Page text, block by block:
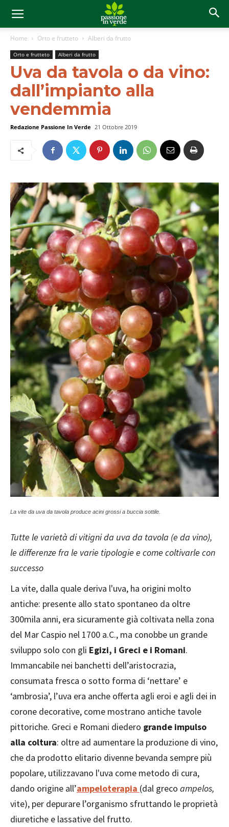
Home Orto e frutteto Alberi da frutto
Orto e frutteto Alberi da frutto
Uva da tavola o da vino:
dall’impianto alla
vendemmia
Redazione Passione In Verde 21 Ottobre 2019
La vite da uva da tavola produce acini grossi a buccia sottile.
Tutte le varietà di vitigni da uva da tavola (e da vino),
le differenze fra le varie tipologie e come coltivarle con
successo
La vite, dalla quale deriva l'uva, ha origini molto
antiche: presente allo stato spontaneo da oltre
300mila anni, era sicuramente già coltivata nella zona
del Mar Caspio nel 1700 a.C., ma conobbe un grande
sviluppo solo con gli Egizi, i Greci e i Romani.
Immancabile nei banchetti dell’aristocrazia,
consumata fresca o sotto forma di ‘nettare’ e
‘ambrosia’, l’uva era anche offerta agli eroi e agli dei in
corone decorative, come mostrano antiche tavole
pittoriche. Greci e Romani diedero grande impulso
alla coltura: oltre ad aumentare la produzione di vino,
che da prodotto elitario divenne bevanda sempre più
popolare, utilizzavano l'uva come metodo di cura,
dando origine all’ampeloterapia (dal greco ampelos,
vite), per depurare l’organismo sfruttando le proprietà
diuretiche e lassative del frutto.